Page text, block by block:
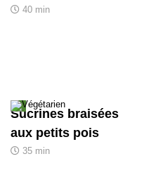
40 min
Sucrines braisées
aux petits pois
35 min